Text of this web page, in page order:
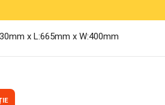
x L:665mm x W:400mm